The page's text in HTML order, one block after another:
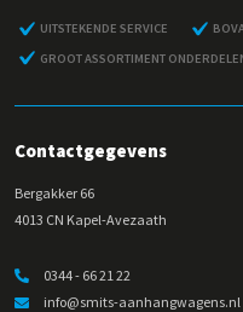
UITSTEKENDE SERVICE
GROOT ASSORTIMENT
Contactgegevens
Bergakker 66
4013 CN Kapel-Avezaath
0344 - 66 21 22
info@smits-aanhangwagens.nl